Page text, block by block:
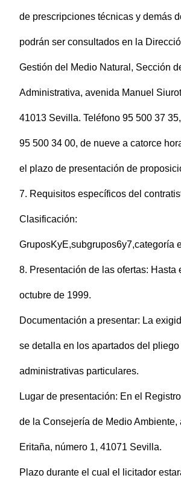
de prescripciones técnicas y demás
podrán ser consultados en la
Gestión del Medio Natural, Sección
Administrativa, avenida Manuel
41013 Sevilla. Teléfono 95 500 37
95 500 34 00, de nueve a catorce
el plazo de presentación de
7. Requisitos específicos del
Clasificación:
GruposKyE,subgrupos6y7,categoría
8. Presentación de las ofertas: Hasta
octubre de 1999.
Documentación a presentar: La
se detalla en los apartados del
administrativas particulares.
Lugar de presentación: En el
de la Consejería de Medio Ambiente,
Eritaña, número 1, 41071 Sevilla.
Plazo durante el cual el licitador